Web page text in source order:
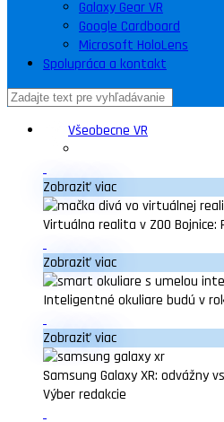
Galaxy Gear VR
Google Cardboard
Microsoft HoloLens
Spolupráca a kontakt
Všeobecne VR
Zobraziť viac
Virtuálna realita v ZOO
Zobraziť viac
Inteligentné okuliare budú v
Zobraziť viac
Samsung Galaxy XR: odvážny
Výber redakcie